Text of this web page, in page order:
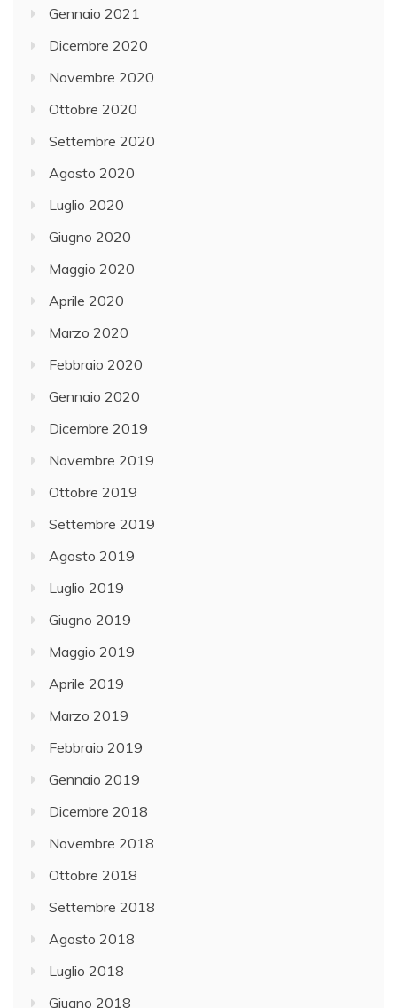
Gennaio 2021
Dicembre 2020
Novembre 2020
Ottobre 2020
Settembre 2020
Agosto 2020
Luglio 2020
Giugno 2020
Maggio 2020
Aprile 2020
Marzo 2020
Febbraio 2020
Gennaio 2020
Dicembre 2019
Novembre 2019
Ottobre 2019
Settembre 2019
Agosto 2019
Luglio 2019
Giugno 2019
Maggio 2019
Aprile 2019
Marzo 2019
Febbraio 2019
Gennaio 2019
Dicembre 2018
Novembre 2018
Ottobre 2018
Settembre 2018
Agosto 2018
Luglio 2018
Giugno 2018